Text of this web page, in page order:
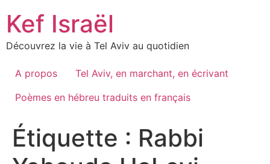
content
Kef Israël
Découvrez la vie à Tel Aviv au quotidien
A propos
Tel Aviv, en marchant, en écrivant
Poèmes en hébreu traduits en français
Étiquette : Rabbi